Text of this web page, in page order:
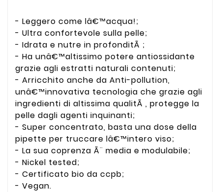
- Leggero come lâ€™acqua!;
- Ultra confortevole sulla pelle;
- Idrata e nutre in profonditÃ ;
- Ha unâ€™altissimo potere antiossidante
grazie agli estratti naturali contenuti;
- Arricchito anche da Anti-pollution,
unâ€™innovativa tecnologia che grazie agli
ingredienti di altissima qualitÃ , protegge la
pelle dagli agenti inquinanti;
- Super concentrato, basta una dose della
pipette per truccare lâ€™intero viso;
- La sua coprenza Ã¨ media e modulabile;
- Nickel tested;
- Certificato bio da ccpb;
- Vegan.